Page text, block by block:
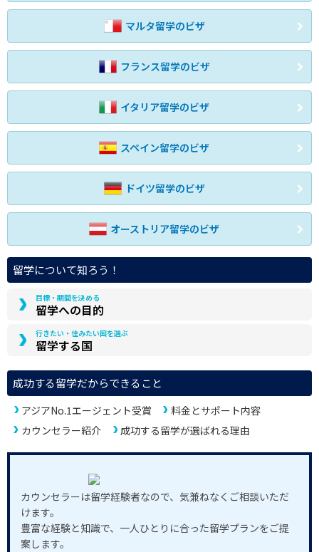
マルタ留学のビザ
フランス留学のビザ
イタリア留学のビザ
スペイン留学のビザ
ドイツ留学のビザ
オーストリア留学のビザ
留学について知ろう！
目標・期間を決める
留学への目的
行きたい・住みたい国を選ぶ
留学する国
成功する留学だからできること
アジアNo.1エージェント受賞
料金とサポート内容
カウンセラー紹介
成功する留学が選ばれる理由
カウンセラーは留学経験者なので、気兼ねなくご相談いただ
けます。
豊富な経験と知識で、一人ひとりに合った留学プランをご提
案します。